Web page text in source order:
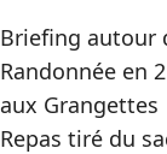
Briefing autour
Randonnée en
aux Grangettes
Repas tiré du